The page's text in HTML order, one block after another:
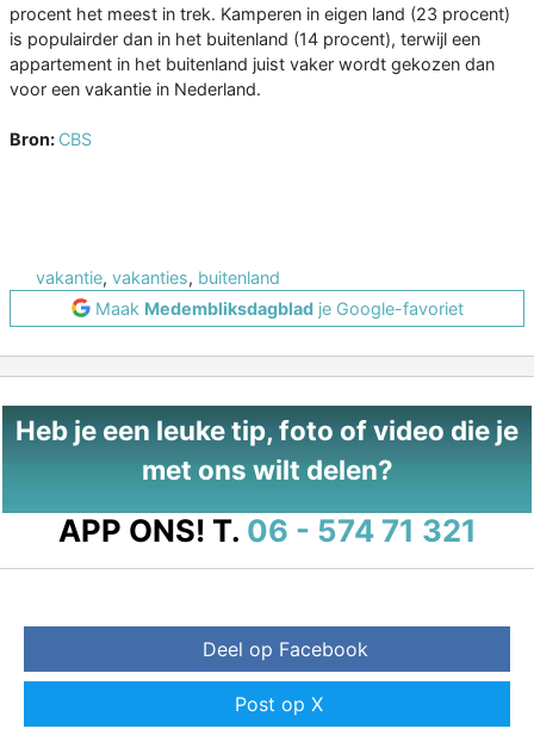
procent het meest in trek. Kamperen in eigen land (23 procent)
is populairder dan in het buitenland (14 procent), terwijl een
appartement in het buitenland juist vaker wordt gekozen dan
voor een vakantie in Nederland.
Bron: CBS
vakantie, vakanties, buitenland
Maak Medembliksdagbladje Google-favoriet
Heb je een leuke tip, foto of video die je
met ons wilt delen?
APP ONS! T. 06 - 574 71 321
Deel op Facebook
Post op X